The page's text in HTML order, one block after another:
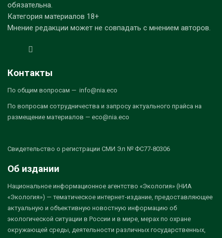
обязательна.
Категория материалов 18+
Мнение редакции может не совпадать с мнением авторов.
Контакты
По общим вопросам — info@nia.eco
По вопросам сотрудничества и запросу актуального прайса на
размещение материалов — eco@nia.eco
Свидетельство о регистрации СМИ Эл № ФС77-80306
Об издании
Национальное информационное агентство «Экология» (НИА
«Экология») — тематическое интернет-издание, предоставляющее
актуальную и объективную новостную информацию об
экологической ситуации в России и в мире, мерах по охране
окружающей среды, деятельности различных государственных,